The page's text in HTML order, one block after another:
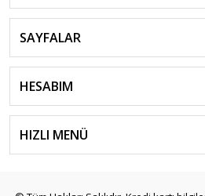
SAYFALAR
HESABIM
HIZLI MENÜ